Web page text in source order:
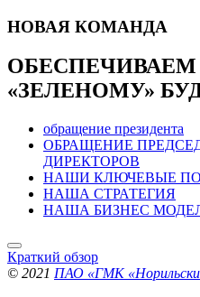
НОВАЯ КОМАНДА
«ЗЕЛЕНОМУ»
обращение президента
ОБРАЩЕНИЕ
ДИРЕКТОРОВ
НАШИ КЛЮЧЕВЫЕ
НАША СТРАТЕГИЯ
НАША БИЗНЕС
Краткий обзор
© 2021 ПАО «ГМК